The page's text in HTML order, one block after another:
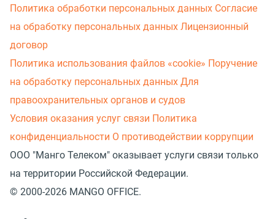
Политика обработки персональных данных Согласие
на обработку персональных данных Лицензионный
договор
Политика использования файлов «cookie» Поручение
на обработку персональных данных Для
правоохранительных органов и судов
Условия оказания услуг связи Политика
конфиденциальности О противодействии коррупции
ООО "Манго Телеком" оказывает услуги связи только
на территории Российской Федерации.
© 2000-2026 MANGO OFFICE.